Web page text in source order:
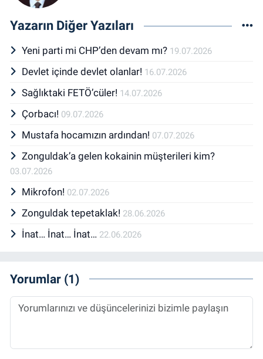
Yazarın Diğer Yazıları
Yeni parti mi CHP’den devam mı? 19.07.2026
Devlet içinde devlet olanlar! 16.07.2026
Sağlıktaki FETÖ’cüler! 14.07.2026
Çorbacı! 09.07.2026
Mustafa hocamızın ardından! 07.07.2026
Zonguldak’a gelen kokainin müşterileri kim?
03.07.2026
Mikrofon! 02.07.2026
Zonguldak tepetaklak! 28.06.2026
İnat… İnat… İnat… 22.06.2026
Yorumlar (1)